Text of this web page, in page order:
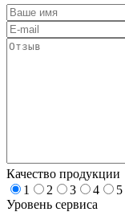
Качество продукции
1
2 3 4
5
Уровень сервиса